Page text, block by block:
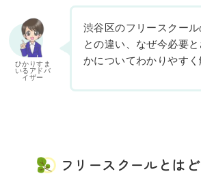
ひかりすま
いるアドバ
イザー
渋谷区のフリースクー
との違い、なぜ今必要
かについてわかりやすく
フリースクールとは